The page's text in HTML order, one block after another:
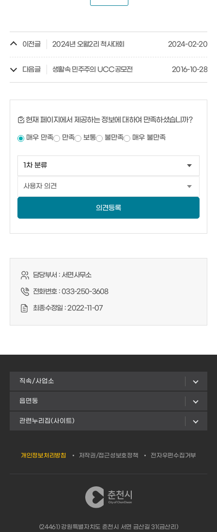
이전글 2024년 오월2리 척사대회 2024-02-20
다음글 생활속 민주주의 UCC공모전 2016-10-28
현재 페이지에서 제공하는 정보에 대하여 만족하셨습니까?
매우 만족 만족 보통 불만족 매우 불만족
의견등록
담당부서 :서면사무소
전화번호 :033-250-3608
최종수정일 :2022-11-07
직속/사업소
읍면동
관련누리집(사이트)
개인정보처리방침 저작권/접근성보호정책 전자우편수집거부
(24461) 강원특별자치도 춘천시 서면 금산길 31(금산리)